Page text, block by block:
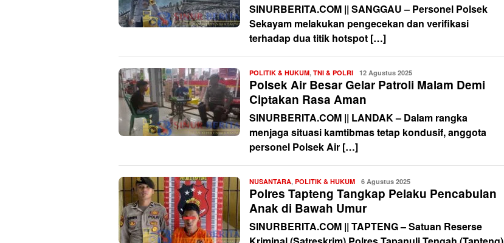
SINURBERITA.COM || SANGGAU – Personel Polsek
Sekayam melakukan pengecekan dan verifikasi
terhadap dua titik hotspot […]
POLITIK & HUKUM, TNI & POLRI Redaksi
12 Agustus 2025
Polsek Air Besar Gelar Patroli Malam Demi
Ciptakan Rasa Aman
SINURBERITA.COM || LANDAK – Dalam rangka
menjaga situasi kamtibmas tetap kondusif, anggota
personel Polsek Air […]
NUSANTARA, POLITIK & HUKUM Redaksi
6 Agustus 2025
Polres Tapteng Tangkap Pelaku Pencabulan
Anak di Bawah Umur
SINURBERITA.COM || TAPTENG – Satuan Reserse